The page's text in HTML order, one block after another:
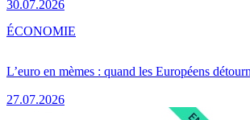
30.07.2026
L’euro en mèmes : quand les Européens
27.07.2026
ÉCONOMIE